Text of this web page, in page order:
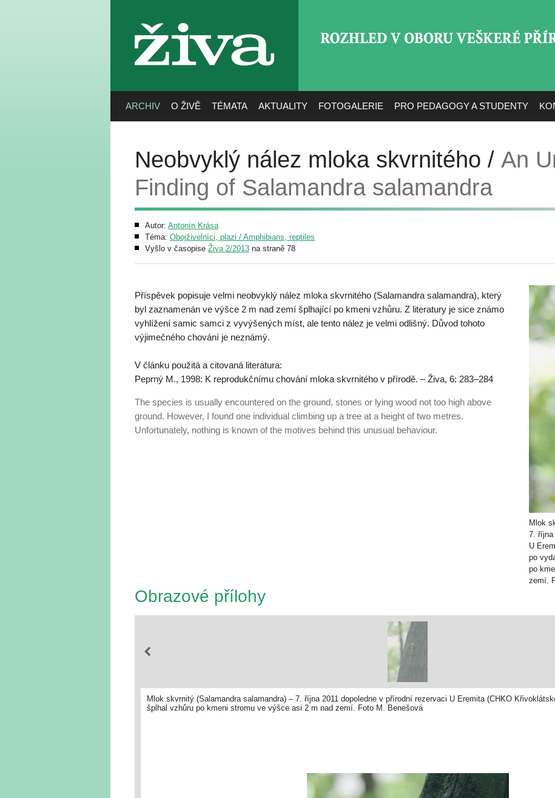
živa
ARCHIV O ŽIVĚ TÉMATA AKTUALITY FOTOGALERIE PRO PEDAGOGY A STUDENTY
Neobvyklý nález mloka skvrnitého / An
Finding of Salamandra salamandra
Autor: Antonín Krása
Téma: Obojživelníci, plazi / Amphibians, reptiles
Vyšlo v časopise Živa 2/2013 na straně 78
Příspěvek popisuje velmi neobvyklý nález mloka skvrnitého (Salamandra salamandra), který
byl zaznamenán ve výšce 2 m nad zemí šplhající po kmeni vzhůru. Z literatury je sice známo
vyhlížení samic samci z vyvýšených míst, ale tento nález je velmi odlišný. Důvod tohoto
výjimečného chování je neznámý.
V článku použitá a citovaná literatura:
Peprný M., 1998: K reprodukčnímu chování mloka skvrnitého v přírodě. – Živa, 6: 283–284
The species is usually encountered on the ground, stones or lying wood not too high above
ground. However, I found one individual climbing up a tree at a height of two metres.
Unfortunately, nothing is known of the motives behind this unusual behaviour.
Mlok
7. října
U
po
po
zemí.
Obrazové přílohy
Mlok skvrnitý (Salamandra salamandra) – 7. října 2011 dopoledne v přírodní rezervaci U Eremita (CHKO
šplhal vzhůru po kmeni stromu ve výšce asi 2 m nad zemí. Foto M. Benešová